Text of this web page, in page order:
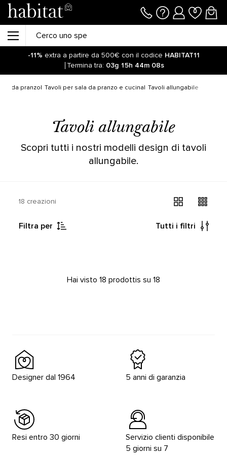
-11% extra a partire da 500€ con il codice HABITAT11
Termina tra: 03g 15h 44m 08s
da pranzo Tavoli per sala da pranzo e cucina Tavoli allungabile
Tavoli allungabile
Scopri tutti i nostri modelli design di tavoli
allungabile.
18 creazioni
Filtra per Tutti i filtri
Hai visto 18 prodottis su 18
Designer dal 1964 5 anni di garanzia
Resi entro 30 giorni
Servizio clienti disponibile
5 giorni su 7